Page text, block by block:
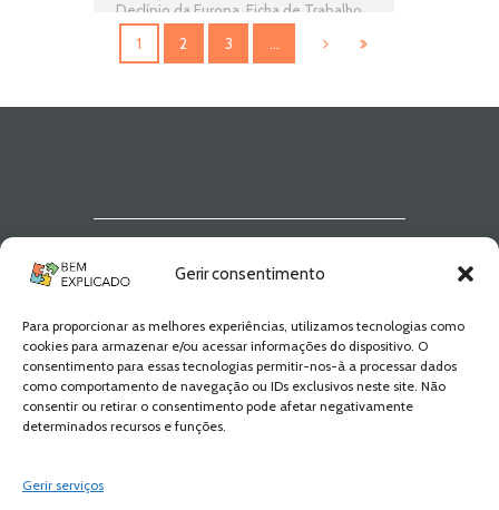
Gerir consentimento
Para proporcionar as melhores experiências, utilizamos tecnologias como
cookies para armazenar e/ou acessar informações do dispositivo. O
consentimento para essas tecnologias permitir-nos-à a processar dados
como comportamento de navegação ou IDs exclusivos neste site. Não
consentir ou retirar o consentimento pode afetar negativamente
determinados recursos e funções.
Gerir serviços
Declínio da Europa Ficha de Trabalho
Fichas de Trabalho de História
informativas
Hegemonia e declínio da
Europa ,História,História 9º Ano
europeu,Teste de Avaliação
1 2 3 …
Explicado
Fica a par de todas as novidades! Zero
Spam, apenas novidades e novos
conteúdos!